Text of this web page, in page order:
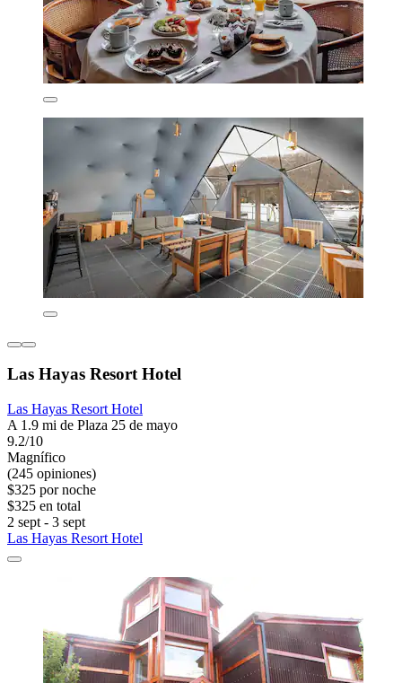
Las Hayas Resort Hotel
Las Hayas Resort Hotel
A 1.9 mi de Plaza 25 de mayo
9.2/10
Magnífico
(245 opiniones)
$325 por noche
$325 en total
2 sept - 3 sept
Las Hayas Resort Hotel